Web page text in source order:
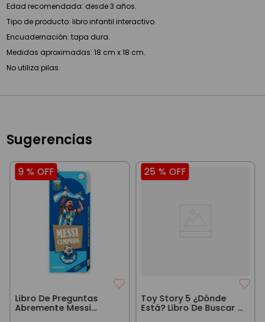
Edad recomendada: desde 3 años.
Tipo de producto: libro infantil interactivo.
Encuadernación: tapa dura.
Medidas aproximadas: 18 cm x 18 cm.
No utiliza pilas.
Sugerencias
9 % OFF
Libro De Preguntas
Abremente Messi
25 % OFF
Toy Story 5 ¿Dónde
Está? Libro De Buscar Y